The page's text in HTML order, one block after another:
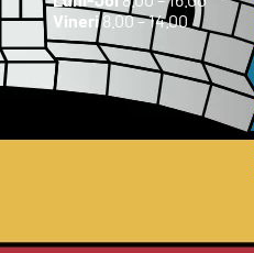
Vineri8.00 – 14.00